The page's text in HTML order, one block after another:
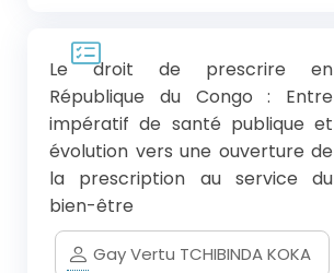
Le droit de prescrire en
République du Congo : Entre
impératif de santé publique et
évolution vers une ouverture de
la prescription au service du
bien-être
Gay Vertu TCHIBINDA KOKA